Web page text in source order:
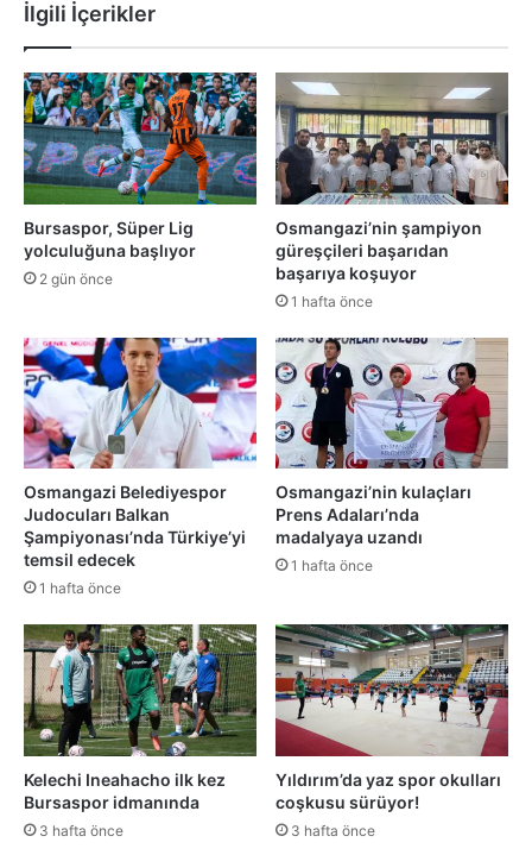
İlgili İçerikler
Bursaspor, Süper Lig
yolculuğuna başlıyor
2 gün önce
Osmangazi’nin şampiyon
güreşçileri başarıdan
başarıya koşuyor
1 hafta önce
Osmangazi Belediyespor
Judocuları Balkan
Şampiyonası’nda Türkiye’yi
temsil edecek
1 hafta önce
Osmangazi’nin kulaçları
Prens Adaları’nda
madalyaya uzandı
1 hafta önce
Kelechi Ineahacho ilk kez
Bursaspor idmanında
3 hafta önce
Yıldırım’da yaz spor okulları
coşkusu sürüyor!
3 hafta önce